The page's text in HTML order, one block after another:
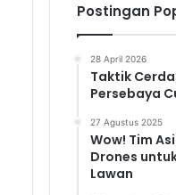
Postingan
28 April 2026
Taktik
Persebaya
27 Agustus 2025
Wow! Tim
Drones
Lawan